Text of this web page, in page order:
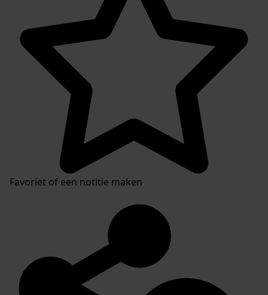
Favoriet of een notitie maken